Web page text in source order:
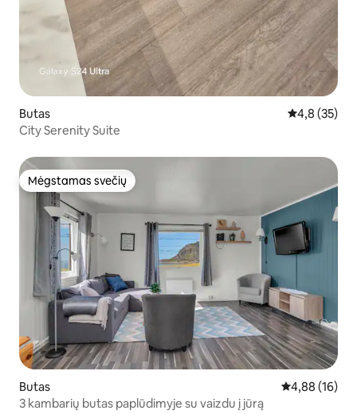
Butas Vidutinis
4,8 (35)
City Serenity Suite
Mėgstamas svečių
Mėgstamas svečių
Butas Vidutinis
4,88 (16)
3 kambarių butas paplūdimyje su vaizdu į jūrą